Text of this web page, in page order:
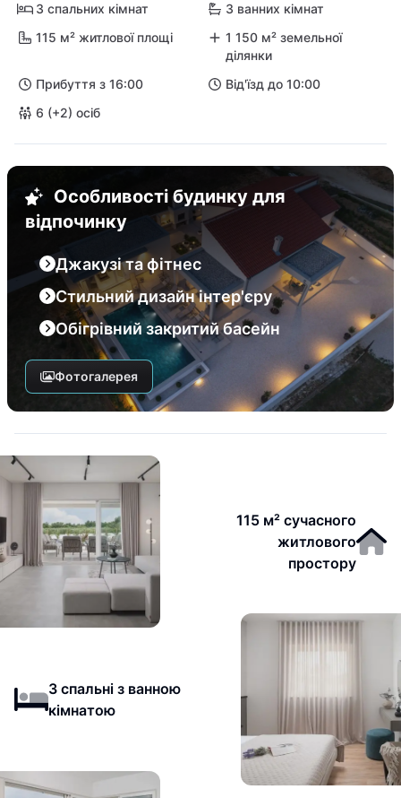
3 спальних кімнат
3 ванних кімнат
115 м² житлової площі
1 150 м² земельної
ділянки
Прибуття з 16:00
Від'їзд до 10:00
6 (+2) осіб
Особливості будинку для
відпочинку
Джакузі та фітнес
Стильний дизайн інтер'єру
Обігрівний закритий басейн
Фотогалерея
115 м² сучасного
житлового
простору
3 спальні з ванною
кімнатою